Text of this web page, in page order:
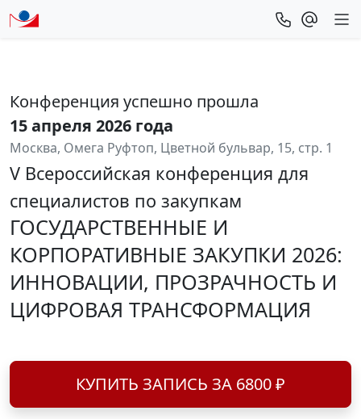
Конференция успешно прошла
15 апреля 2026 года
Москва, Омега Руфтоп, Цветной бульвар, 15, стр. 1
V Всероссийская конференция для
специалистов по закупкам
ГОСУДАРСТВЕННЫЕ И
КОРПОРАТИВНЫЕ ЗАКУПКИ 2026:
ИННОВАЦИИ, ПРОЗРАЧНОСТЬ И
ЦИФРОВАЯ ТРАНСФОРМАЦИЯ
КУПИТЬ ЗАПИСЬ ЗА 6800 ₽